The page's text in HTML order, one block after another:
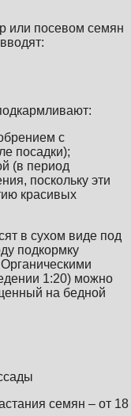
или посевом семян
с
посадки);
(в период
поскольку эти
красивых
в сухом виде под
подкормку
1:20) можно
на бедной
семян – от